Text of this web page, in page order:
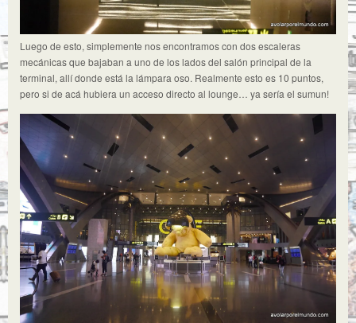
Luego de esto, simplemente nos encontramos con dos escaleras
mecánicas que bajaban a uno de los lados del salón principal de la
terminal, allí donde está la lámpara oso. Realmente esto es 10 puntos,
pero si de acá hubiera un acceso directo al lounge… ya sería el sumun!